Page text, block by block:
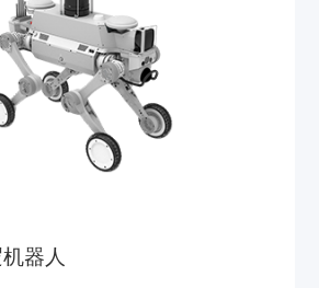
器人